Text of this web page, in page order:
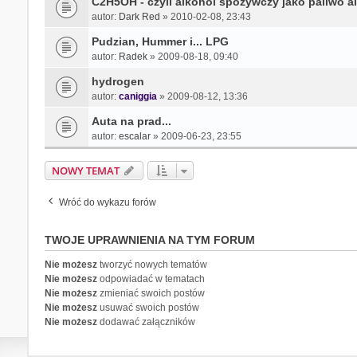
autor: Dark Red » 2010-02-08, 23:43
Pudzian, Hummer i... LPG
autor: Radek» 2009-08-18, 09:40
hydrogen
autor: caniggia» 2009-08-12, 13:36
Auta na prad...
autor: escalar» 2009-06-23, 23:55
NOWY TEMAT
Wróć do wykazu forów
TWOJE UPRAWNIENIA NA TYM FORUM
Nie możesztworzyć nowych tematów
Nie możeszodpowiadać w tematach
Nie możeszzmieniać swoich postów
Nie możeszusuwać swoich postów
Nie możeszdodawać załączników